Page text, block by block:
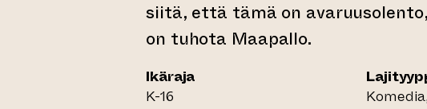
siitä, että tämä on
on tuhota Maapallo.
Ikäraja
K-16